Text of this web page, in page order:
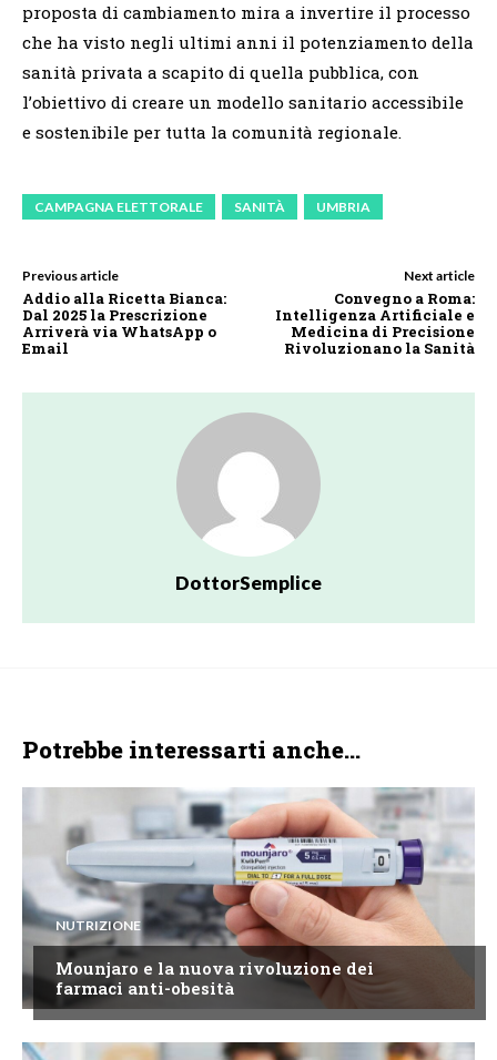
proposta di cambiamento mira a invertire il processo
che ha visto negli ultimi anni il potenziamento della
sanità privata a scapito di quella pubblica, con
l’obiettivo di creare un modello sanitario accessibile
e sostenibile per tutta la comunità regionale.
CAMPAGNA ELETTORALE SANITÀ UMBRIA
Previous article
Addio alla Ricetta Bianca:
Dal 2025 la Prescrizione
Arriverà via WhatsApp o
Email
Next article
Convegno a Roma:
Intelligenza Artificiale e
Medicina di Precisione
Rivoluzionano la Sanità
DottorSemplice
Potrebbe interessarti anche...
NUTRIZIONE
Mounjaro e la nuova rivoluzione dei
farmaci anti-obesità